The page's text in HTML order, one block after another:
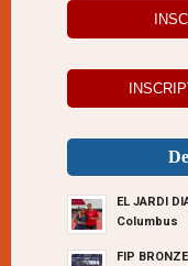
EL JARDI
Columbus
FIP